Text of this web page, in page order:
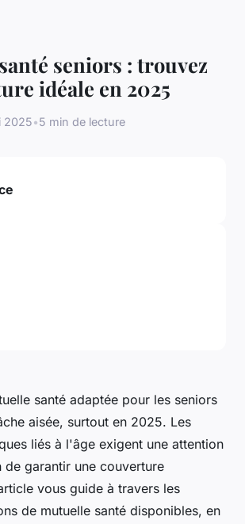
seniors : trouvez
idéale en 2025
2025•5 min de lecture
santé adaptée pour les seniors
aisée, surtout en 2025. Les
liés à l'âge exigent une attention
de garantir une couverture
vous guide à travers les
de mutuelle santé disponibles, en